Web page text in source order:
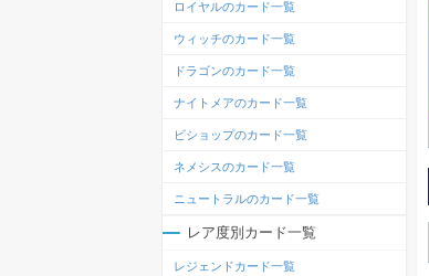
ロイヤルのカード一覧
ウィッチのカード一覧
ドラゴンのカード一覧
ナイトメアのカード一覧
ビショップのカード一覧
ネメシスのカード一覧
ニュートラルのカード一覧
レア度別カード一覧
レジェンドカード一覧